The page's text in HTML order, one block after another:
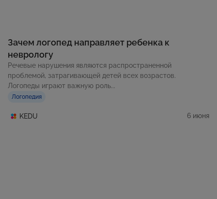
Зачем логопед направляет ребенка к
неврологу
Речевые нарушения являются распространенной
проблемой, затрагивающей детей всех возрастов.
Логопеды играют важную роль...
Логопедия
KEDU 6 июня